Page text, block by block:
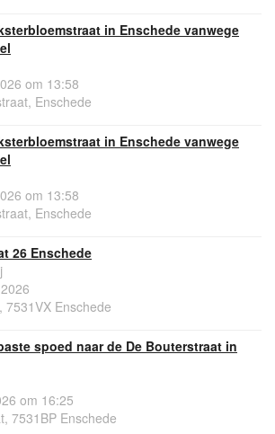
in Enschede vanwege
om 13:58
Enschede
in Enschede vanwege
om 13:58
Enschede
26 Enschede
7531VX Enschede
spoed naar de De Bouterstraat in
om 16:25
7531BP Enschede